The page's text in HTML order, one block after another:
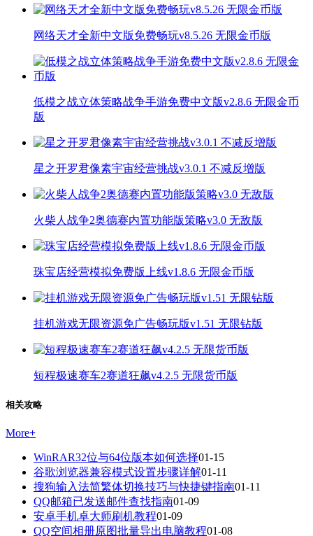
网络天才全新中文版免费畅玩v8.5.26 无限金币版
低模之战立体策略战争手游免费中文版v2.8.6 无限金币
版
星之开罗君像素宇宙经营挑战v3.0.1 不减反增版
火柴人战争2奥德赛内置功能版策略v3.0 无敌版
珠宝店经营模拟免费版上线v1.8.6 无限金币版
挂机游戏无限资源免广告畅玩版v1.51 无限钻版
短程极速赛车2赛道狂飙v4.2.5 无限货币版
相关攻略
More+
WinRAR32位与64位版本如何选择01-15
谷歌浏览器兼容模式设置步骤详解01-11
搜狗输入法简繁体切换技巧与快捷键指南01-11
QQ邮箱已发送邮件查找指南01-09
安卓手机卓大师刷机教程01-09
QQ空间相册原图批量导出电脑教程01-08